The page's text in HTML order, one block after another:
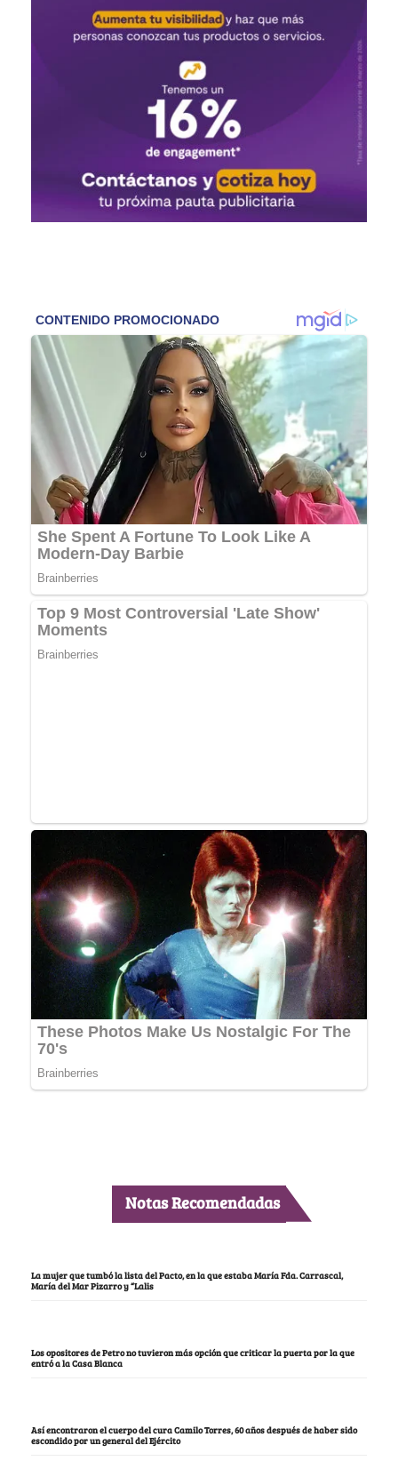
Notas Recomendadas
La mujer que tumbó la lista del Pacto, en la que estaba María Fda. Carrascal,
María del Mar Pizarro y “Lalis
Los opositores de Petro no tuvieron más opción que criticar la puerta por la que
entró a la Casa Blanca
Así encontraron el cuerpo del cura Camilo Torres, 60 años después de haber sido
escondido por un general del Ejército